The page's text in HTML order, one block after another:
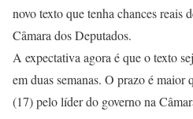
novo texto que tenha chances reais
Câmara dos Deputados.
A expectativa agora é que o texto
em duas semanas. O prazo é maior
(17) pelo líder do governo na